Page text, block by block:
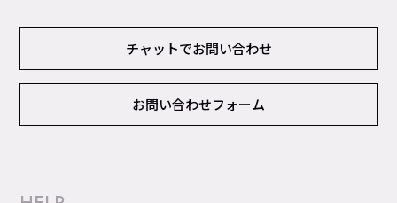
チャットでお問い合わせ
お問い合わせフォーム